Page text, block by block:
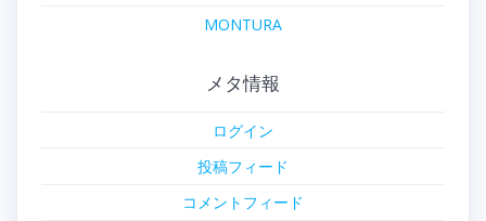
MONTURA
メタ情報
ログイン
投稿フィード
コメントフィード